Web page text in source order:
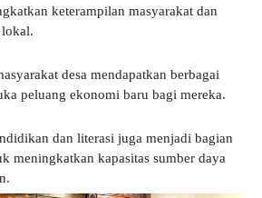
keterampilan masyarakat dan
desa mendapatkan berbagai
peluang ekonomi baru bagi mereka.
dan literasi juga menjadi bagian
meningkatkan kapasitas sumber daya